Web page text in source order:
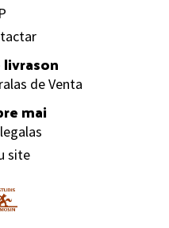
livrason
de Venta
mai
site